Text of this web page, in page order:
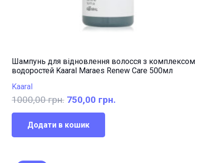
Шампунь для відновлення волосся з комплексом
водоростей Kaaral Maraes Renew Care 500мл
Kaaral
1000,00грн. Оригінальна
ціна:
1000,00 грн..
750,00 грн.
Додати в кошик